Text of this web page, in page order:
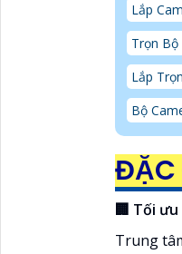
Lắp
Trọn
Lắp
Bộ
ĐẶC
🏢 Tối
Trung